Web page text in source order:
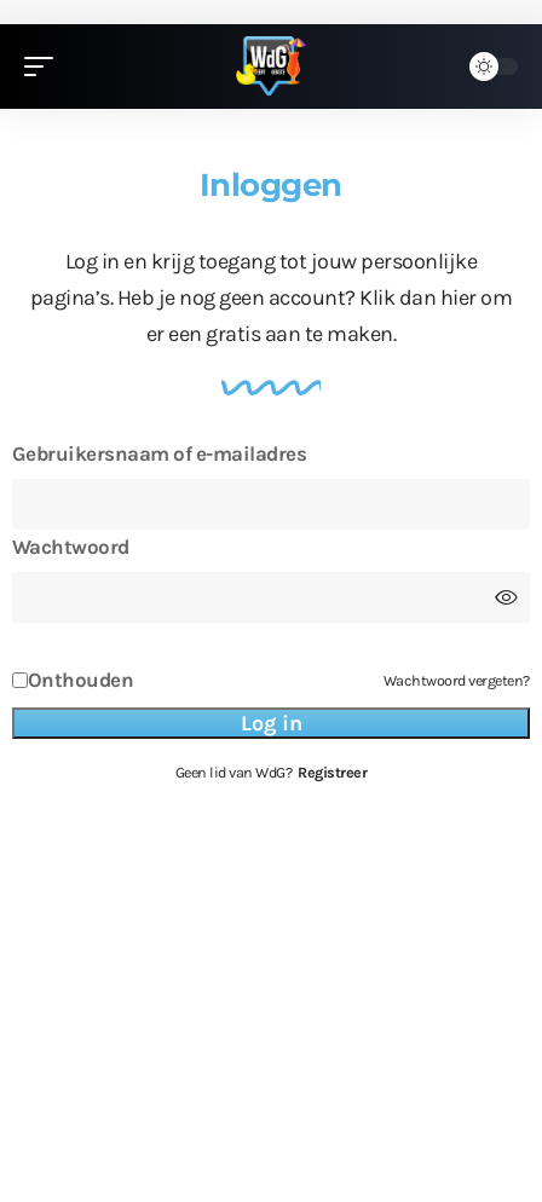
Inloggen
Log in en krijg toegang tot jouw persoonlijke
pagina’s. Heb je nog geen account? Klik dan hierom
er een gratis aan te maken.
Gebruikersnaam of e-mailadres
Wachtwoord
Onthouden Wachtwoord vergeten?
Geen lid van WdG? Registreer